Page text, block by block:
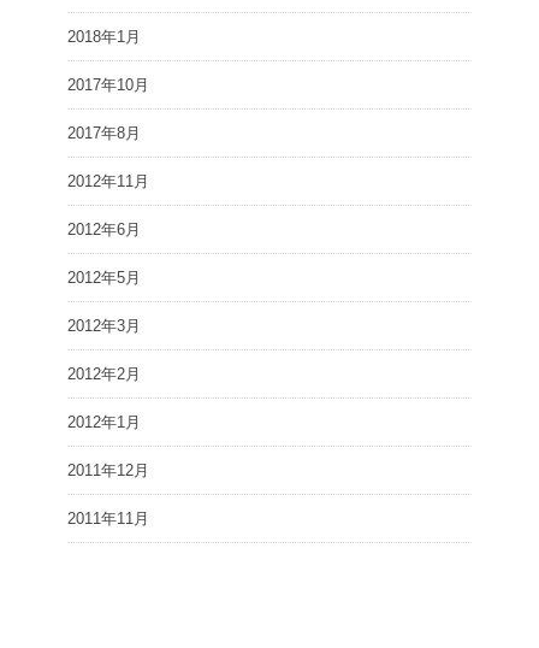
2018年1月
2017年10月
2017年8月
2012年11月
2012年6月
2012年5月
2012年3月
2012年2月
2012年1月
2011年12月
2011年11月